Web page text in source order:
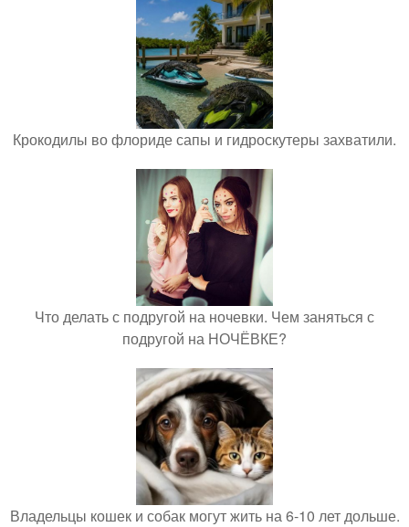
Крокодилы во флориде сапы и гидроскутеры захватили.
Что делать с подругой на ночевки. Чем заняться с
подругой на НОЧЁВКЕ?
Владельцы кошек и собак могут жить на 6-10 лет дольше.